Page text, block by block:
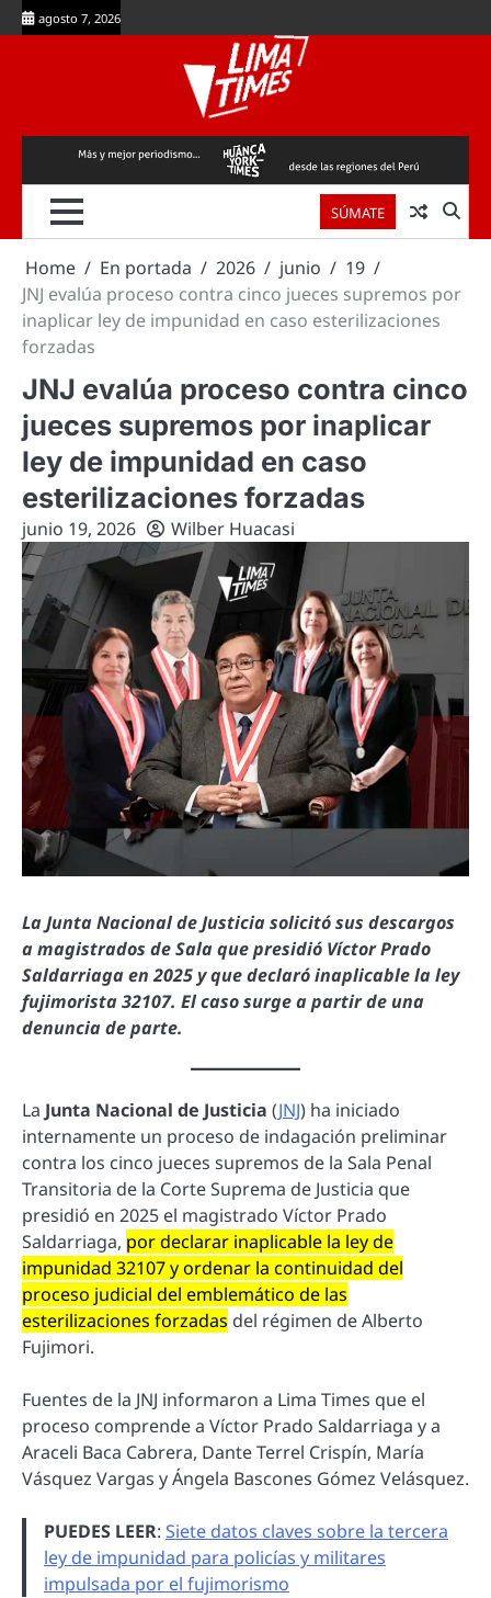
Skip
to
agosto 7, 2026
SÚMATE
Home En portada 2026 junio
19
JNJ evalúa proceso contra cinco jueces supremos por
inaplicar ley de impunidad en caso esterilizaciones
forzadas
JNJ evalúa proceso contra cinco
jueces supremos por inaplicar
ley de impunidad en caso
esterilizaciones forzadas
junio 19, 2026 Wilber Huacasi
La Junta Nacional de Justicia solicitó sus descargos
a magistrados de Sala que presidió Víctor Prado
Saldarriaga en 2025 y que declaró inaplicable la ley
fujimorista 32107. El caso surge a partir de una
denuncia de parte.
La Junta Nacional de Justicia (JNJ) ha iniciado
internamente un proceso de indagación preliminar
contra los cinco jueces supremos de la Sala Penal
Transitoria de la Corte Suprema de Justicia que
presidió en 2025 el magistrado Víctor Prado
Saldarriaga, por declarar inaplicable la ley de
impunidad 32107 y ordenar la continuidad del
proceso judicial del emblemático de las
esterilizaciones forzadas del régimen de Alberto
Fujimori.
Fuentes de la JNJ informaron a Lima Times que el
proceso comprende a Víctor Prado Saldarriaga y a
Araceli Baca Cabrera, Dante Terrel Crispín, María
Vásquez Vargas y Ángela Bascones Gómez Velásquez.
PUEDES LEER: Siete datos claves sobre la tercera
ley de impunidad para policías y militares
impulsada por el fujimorismo